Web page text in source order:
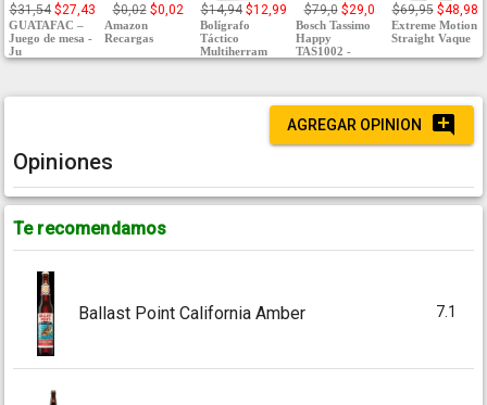
$31,54 $27,43
GUATAFAC –
Juego de mesa -
Ju
$0,02 $0,02
Amazon
Recargas
$14,94 $12,99
Bolígrafo
Táctico
Multiherram
$79,0 $29,0
Bosch Tassimo
Happy
TAS1002 -
$69,95 $48,98
Extreme Motion
Straight Vaque
AGREGAR OPINION
Opiniones
Te recomendamos
Ballast Point California Amber 7.1